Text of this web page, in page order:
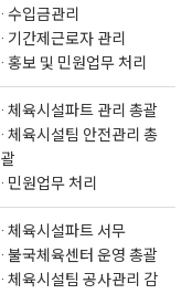
· 수입금관리
· 기간제근로자 관리
· 홍보 및 민원업무 처리
· 체육시설파트 관리 총괄
· 체육시설팀 안전관리 총
괄
· 민원업무 처리
· 체육시설파트 서무
· 불국체육센터 운영 총괄
· 체육시설팀 공사관리 감